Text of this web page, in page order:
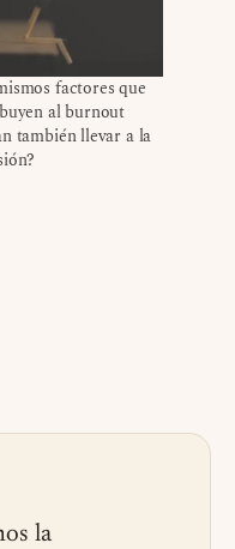
factores que
al burnout
también llevar a la
la